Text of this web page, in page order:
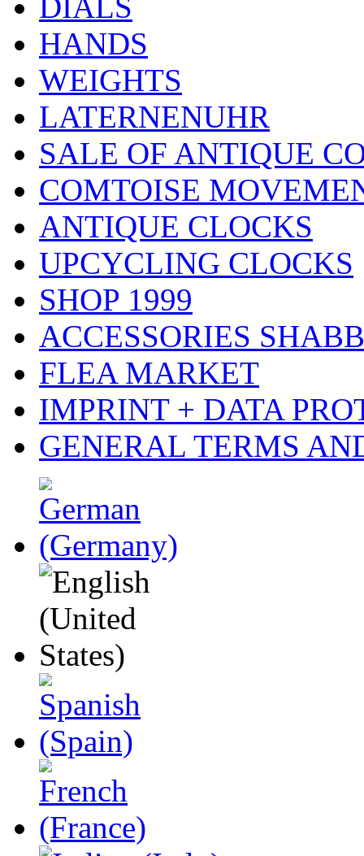
HANDS
WEIGHTS
LATERNENUHR
SALE OF ANTIQUE
COMTOISE
ANTIQUE CLOCKS
UPCYCLING CLOCKS
SHOP 1999
ACCESSORIES
FLEA MARKET
IMPRINT + DATA
GENERAL TERMS